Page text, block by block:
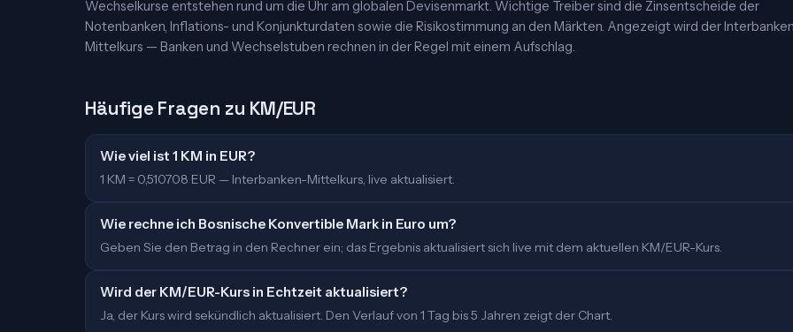
Wechselkurse entstehen rund um die Uhr am globalen Devisenmarkt. Wichtige Treiber sind die Zinsentscheide der
Notenbanken, Inflations- und Konjunkturdaten sowie die Risikostimmung an den Märkten. Angezeigt wird der
Mittelkurs — Banken und Wechselstuben rechnen in der Regel mit einem Aufschlag.
Häufige Fragen zu KM/EUR
Wie viel ist 1 KM in EUR?
1 KM = 0,510708 EUR — Interbanken-Mittelkurs, live aktualisiert.
Wie rechne ich Bosnische Konvertible Mark in Euro um?
Geben Sie den Betrag in den Rechner ein; das Ergebnis aktualisiert sich live mit dem aktuellen KM/EUR-Kurs.
Wird der KM/EUR-Kurs in Echtzeit aktualisiert?
Ja, der Kurs wird sekündlich aktualisiert. Den Verlauf von 1 Tag bis 5 Jahren zeigt der Chart.